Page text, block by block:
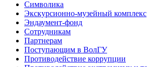
Символика
Экскурсионно-музейный комплекс
Эндаумент-фонд
Сотрудникам
Партнерам
Поступающим в ВолГУ
Противодействие коррупции